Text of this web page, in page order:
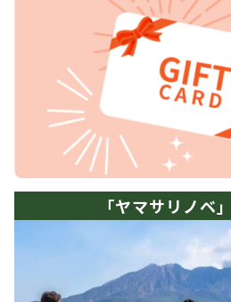
「ヤマサリノベ